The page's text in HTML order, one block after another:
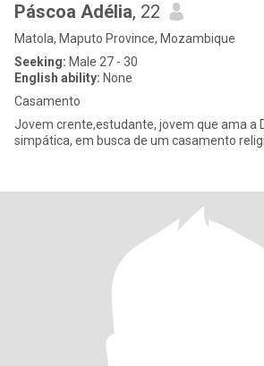
Páscoa Adélia, 22
Matola, Maputo Province, Mozambique
Seeking: Male 27 - 30
English ability: None
Casamento
Jovem crente,estudante, jovem que ama a
simpática, em busca de um casamento